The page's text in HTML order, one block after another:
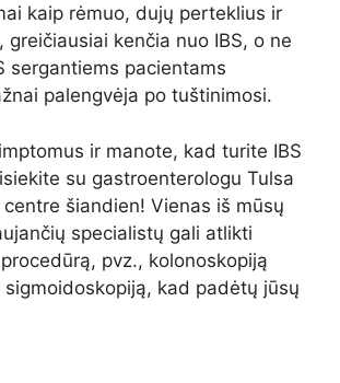
kaip rėmuo, dujų perteklius ir
greičiausiai kenčia nuo IBS, o ne
sergantiems pacientams
palengvėja po tuštinimosi.
ir manote, kad turite IBS
su gastroenterologu Tulsa
šiandien! Vienas iš mūsų
specialistų gali atlikti
pvz., kolonoskopiją
sigmoidoskopiją, kad padėtų jūsų